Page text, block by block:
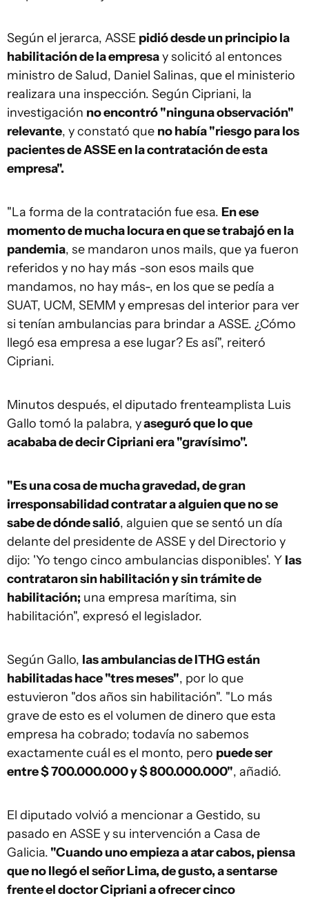
Según el jerarca, ASSE pidió desde un principio la
habilitación de la empresay solicitó al entonces
ministro de Salud, Daniel Salinas, que el ministerio
realizara una inspección. Según Cipriani, la
investigación no encontró "ninguna observación"
relevante, y constató que no había "riesgo para los
pacientes de ASSE en la contratación de esta
empresa".
"La forma de la contratación fue esa. En ese
momento de mucha locura en que se trabajó en la
pandemia, se mandaron unos mails, que ya fueron
referidos y no hay más -son esos mails que
mandamos, no hay más-, en los que se pedía a
SUAT, UCM, SEMM y empresas del interior para ver
si tenían ambulancias para brindar a ASSE. ¿Cómo
llegó esa empresa a ese lugar? Es así", reiteró
Cipriani.
Minutos después, el diputado frenteamplista Luis
Gallo tomó la palabra, yaseguró que lo que
acababa de decir Cipriani era "gravísimo".
"Es una cosa de mucha gravedad, de gran
irresponsabilidad contratar a alguien que no se
sabe de dónde salió, alguien que se sentó un día
delante del presidente de ASSE y del Directorio y
dijo: 'Yo tengo cinco ambulancias disponibles'. Y las
contrataron sin habilitación y sin trámite de
habilitación; una empresa marítima, sin
habilitación", expresó el legislador.
Según Gallo, las ambulancias de ITHG están
habilitadas hace "tres meses", por lo que
estuvieron "dos años sin habilitación". "Lo más
grave de esto es el volumen de dinero que esta
empresa ha cobrado; todavía no sabemos
exactamente cuál es el monto, pero puede ser
entre $ 700.000.000 y $ 800.000.000", añadió.
El diputado volvió a mencionar a Gestido, su
pasado en ASSE y su intervención a Casa de
Galicia. "Cuando uno empieza a atar cabos, piensa
que no llegó el señor Lima, de gusto, a sentarse
frente el doctor Cipriani a ofrecer cinco